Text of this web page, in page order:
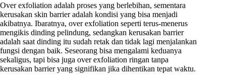
Over exfoliation adalah proses yang berlebihan, sementara
kerusakan skin barrier adalah kondisi yang bisa menjadi
akibatnya. Ibaratnya, over exfoliation seperti terus-menerus
mengikis dinding pelindung, sedangkan kerusakan barrier
adalah saat dinding itu sudah retak dan tidak lagi menjalankan
fungsi dengan baik. Seseorang bisa mengalami keduanya
sekaligus, tapi bisa juga over exfoliation ringan tanpa
kerusakan barrier yang signifikan jika dihentikan tepat waktu.